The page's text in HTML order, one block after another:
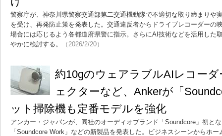
警察庁が、神奈川県警察交通部第二交通機動隊で不適切な取り締まりや
を受け、再発防止策を発表した。交通違反者からドライブレコーダーの
場合には応じるよう各都道府県警に指示。さらにAI技術などを活用した
やかに検討する。
（2026/2/20）
約10gのウェアラブルAIレコー
ェクターなど、Ankerが「
ット掃除機も定番モデルを強化
アンカー・ジャパンが、同社のオーディオブランド「Soundcore」初と
「Soundcore Work」などの新製品を発表した。ビジネスシーンからホ